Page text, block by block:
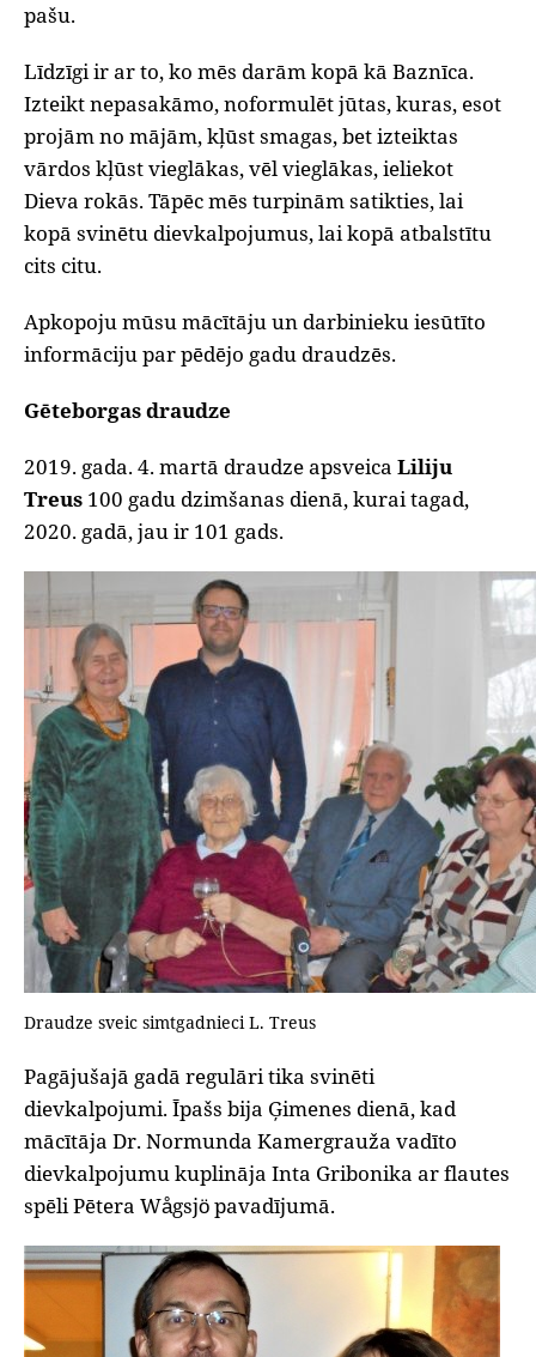
pašu.
Līdzīgi ir ar to, ko mēs darām kopā kā Baznīca.
Izteikt nepasakāmo, noformulēt jūtas, kuras, esot
projām no mājām, kļūst smagas, bet izteiktas
vārdos kļūst vieglākas, vēl vieglākas, ieliekot
Dieva rokās. Tāpēc mēs turpinām satikties, lai
kopā svinētu dievkalpojumus, lai kopā atbalstītu
cits citu.
Apkopoju mūsu mācītāju un darbinieku iesūtīto
informāciju par pēdējo gadu draudzēs.
Gēteborgas draudze
2019. gada. 4. martā draudze apsveica Liliju
Treus 100 gadu dzimšanas dienā, kurai tagad,
2020. gadā, jau ir 101 gads.
Draudze sveic simtgadnieci L. Treus
Pagājušajā gadā regulāri tika svinēti
dievkalpojumi. Īpašs bija Ģimenes dienā, kad
mācītāja Dr. Normunda Kamergrauža vadīto
dievkalpojumu kuplināja Inta Gribonika ar flautes
spēli Pētera Wågsjö pavadījumā.